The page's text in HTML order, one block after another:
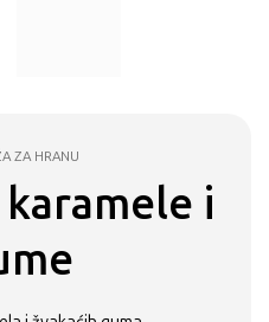
ZA HRANU
i